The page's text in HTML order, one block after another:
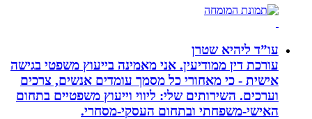
עו”ד ליהיא שטרן
עורכת דין ממודיעין. אני מאמינה בייעוץ משפטי בגישה
אישית - כי מאחורי כל מסמך עומדים אנשים, צרכים
וערכים. השירותים שלי: ליווי וייעוץ משפטיים בתחום
האישי-משפחתי ובתחום העסקי-מסחרי.